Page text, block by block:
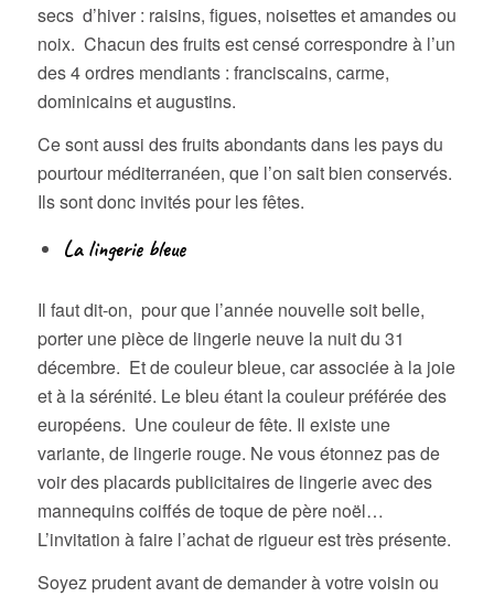
secs d’hiver : raisins, figues, noisettes et amandes ou
noix. Chacun des fruits est censé correspondre à l’un
des 4 ordres mendiants : franciscains, carme,
dominicains et augustins.
Ce sont aussi des fruits abondants dans les pays du
pourtour méditerranéen, que l’on sait bien conservés.
Ils sont donc invités pour les fêtes.
La lingerie bleue
Il faut dit-on, pour que l’année nouvelle soit belle,
porter une pièce de lingerie neuve la nuit du 31
décembre. Et de couleur bleue, car associée à la joie
et à la sérénité. Le bleu étant la couleur préférée des
européens. Une couleur de fête. Il existe une
variante, de lingerie rouge. Ne vous étonnez pas de
voir des placards publicitaires de lingerie avec des
mannequins coiffés de toque de père noël…
L’invitation à faire l’achat de rigueur est très présente.
Soyez prudent avant de demander à votre voisin ou